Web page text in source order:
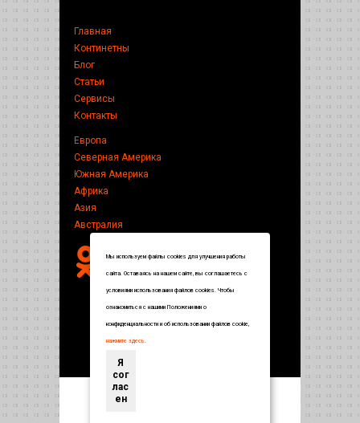
Главная
Континетны
Блог
Статьи
Сервисы
Контакты
Европа
Северная Америка
Южная Америка
Африка
Азия
Австралия
Энциклопедия по странам и городам
Мы используем файлы cookies для улучшения работы
сайта. Оставаясь на нашем сайте, вы соглашаетесь с
условиями использования файлов cookies. Чтобы
ознакомиться с нашими Положениями о
конфиденциальности и об использовании файлов cookie,
нажмите здесь.
Я
сог
лас
ен